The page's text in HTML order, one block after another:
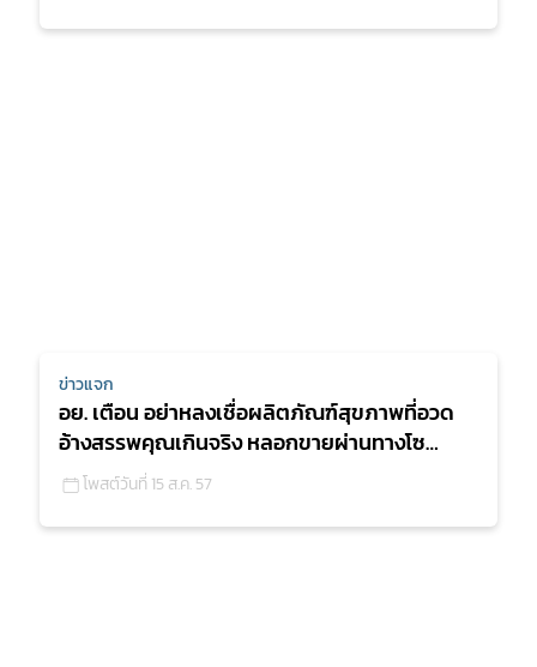
ข่าวแจก
อย. เตือน อย่าหลงเชื่อผลิตภัณฑ์สุขภาพที่อวด
อ้างสรรพคุณเกินจริง หลอกขายผ่านทางโซ
เชียลมีเดีย หวั่นผู้
โพสต์วันที่ 15 ส.ค. 57